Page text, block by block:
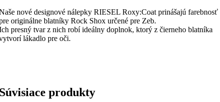
nové designové nálepky RIESEL Roxy:Coat prinášajú farebnosť
originálne blatníky Rock Shox určené pre Zeb.
presný tvar z nich robí ideálny doplnok, ktorý z čierneho blatníka
lákadlo pre oči.
produkty